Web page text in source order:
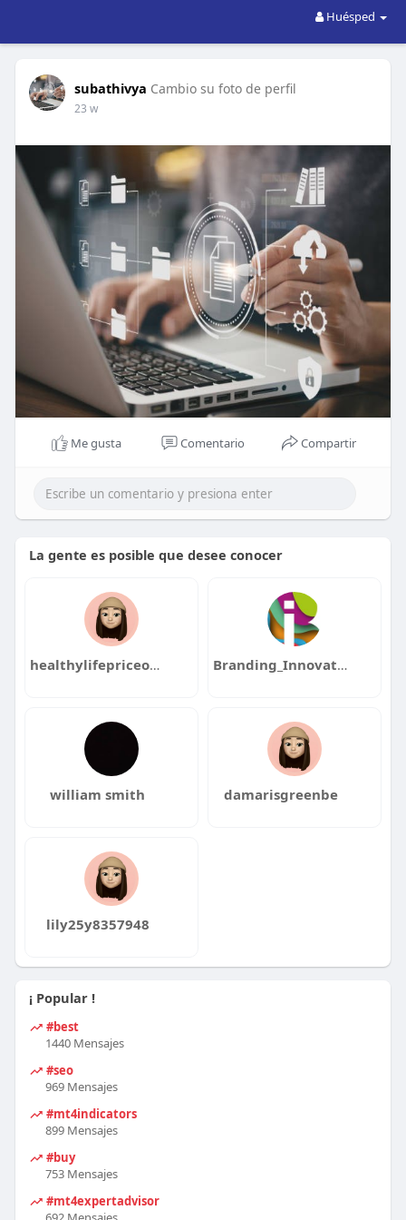
Huésped
subathivya Cambio su foto de perfil
23 w
Me gusta Comentario Compartir
La gente es posible que desee conocer
healthylifepriceoffer Branding_Innovations
william smith damarisgreenbe
lily25y8357948
¡ Popular !
#best
1440 Mensajes
#seo
969 Mensajes
#mt4indicators
899 Mensajes
#buy
753 Mensajes
#mt4expertadvisor